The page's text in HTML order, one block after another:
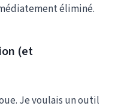
éliminé.
(et
Je voulais un outil